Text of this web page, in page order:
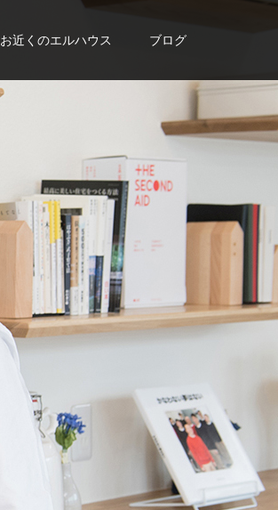
お近くのエルハウス ブログ